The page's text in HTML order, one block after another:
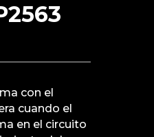
con el
cuando el
en el circuito